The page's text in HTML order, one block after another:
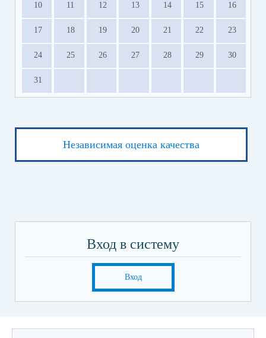
10 11 12 13 14 15 16
17 18 19 20 21 22 23
24 25 26 27 28 29 30
31
Независимая оценка качества
Вход в систему
Вход